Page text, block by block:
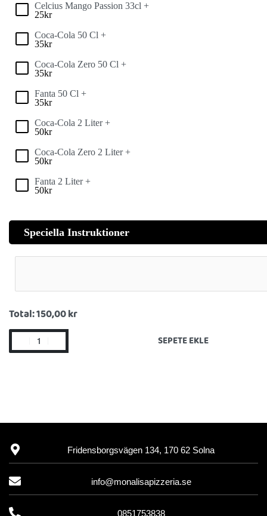
Celcius Mango Passion 33cl +
25kr
Coca-Cola 50 Cl +
35kr
Coca-Cola Zero 50 Cl +
35kr
Fanta 50 Cl +
35kr
Coca-Cola 2 Liter +
50kr
Coca-Cola Zero 2 Liter +
50kr
Fanta 2 Liter +
50kr
Speciella Instruktioner
Total:150,00 kr
SEPETE EKLE
Fridensborgsvägen 134, 170 62 Solna
info@monalisapizzeria.se
0851753838